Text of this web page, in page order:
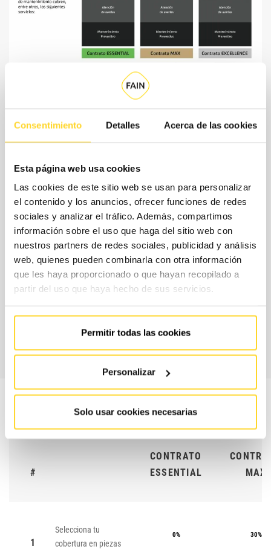
Consentimiento Detalles Acerca de las cookies
Esta página web usa cookies
Las cookies de este sitio web se usan para personalizar
el contenido y los anuncios, ofrecer funciones de redes
sociales y analizar el tráfico. Además, compartimos
información sobre el uso que haga del sitio web con
nuestros partners de redes sociales, publicidad y análisis
web, quienes pueden combinarla con otra información
que les haya proporcionado o que hayan recopilado a
partir del uso que haya hecho de sus servicios.
Permitir todas las cookies
Personalizar
Solo usar cookies necesarias
¿Cuáles son las modalidades de
contratación?
Para ajustar el contrato a tus necesidades reales y tu
presupuesto, en FAIN te proponemos un modelo de
contratación flexible, en el que seleccionarás por separado
la cobertura de piezas, es decir, los repuesto que se
incluyen sin coste adicional en tu contrato, y los horarios
de servicio.
NOSOTROS
#
CONTRATO
ESSENTIAL
MAX
1
Selecciona tu
cobertura en piezas
0% 30%